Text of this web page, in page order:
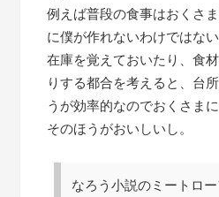
例えば普段の食事はおくさ
に僕が作れないわけではな
在庫を覚えておいたり、食
りする都合を考えると、台
うが効率的なのでおくさま
そのほうがおいしいし。
なろう小説のミートロ